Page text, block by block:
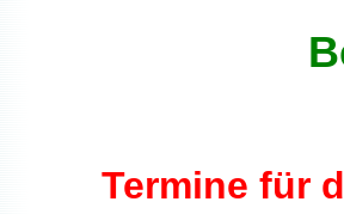
Termine für